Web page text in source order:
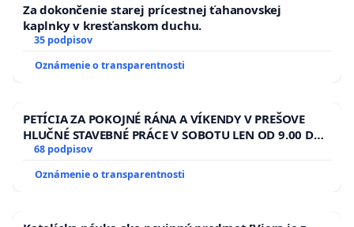
Za dokončenie starej prícestnej ťahanovskej
kaplnky v kresťanskom duchu.
35 podpisov
Oznámenie o transparentnosti
PETÍCIA ZA POKOJNÉ RÁNA A VÍKENDY V PREŠOVE
HLUČNÉ STAVEBNÉ PRÁCE V SOBOTU LEN OD 9.00 DO
13.00 HOD., CEZ PRACOVNÝ TÝŽDEŇ CIEĽ 8.00 – 18.00
ĎUMBIERSKEJ/MAGU
68 podpisov
Oznámenie o transparentnosti